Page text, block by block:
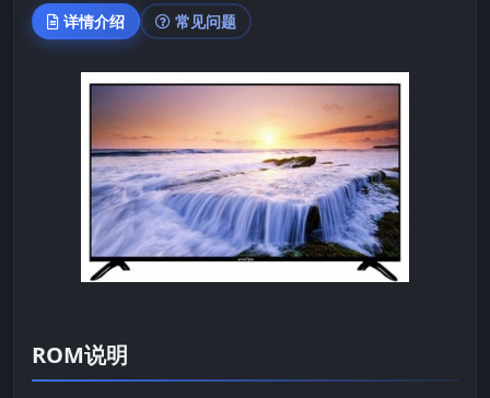
详情介绍 常见问题
ROM说明